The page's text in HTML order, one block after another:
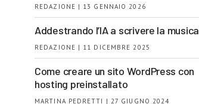
REDAZIONE | 13 GENNAIO 2026
Addestrando l’IA a scrivere la musica
REDAZIONE | 11 DICEMBRE 2025
Come creare un sito WordPress con
hosting preinstallato
MARTINA PEDRETTI | 27 GIUGNO 2024